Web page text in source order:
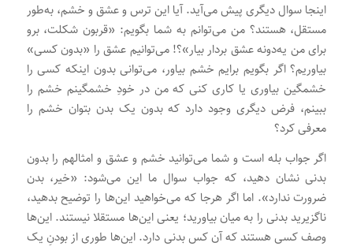
اینجا سوال دیگری پیش می‌آید. آیا این ترس و عشق و خشم، به‌طور
مستقل، هستند؟ من می‌توانم به شما بگویم: «قربون شکلت، برو
برای من یه‌دونه عشق بردار بیار»؟! می‌توانیم عشق را «بدون کسی»
بیاوریم؟ اگر بگویم برایم خشم بیاور، می‌توانی بدون اینکه کسی را
خشمگین بیاوری یا کاری کنی که من در خودِ خشمگینم خشم را
ببینم، فرض دیگری وجود دارد که بدون یک بدن بتوان خشم را
معرفی کرد؟
اگر جواب بله است و شما می‌توانید خشم و عشق و امثالهم را بدون
بدنی نشان دهید، که جواب سوال ما این می‌شود: «خیر، بدن
ضرورت ندارد». اما اگر هرجا که ‌می‌خواهید این‌ها را توضیح بدهید،
ناگزیرید بدنی را به میان بیاورید؛ یعنی این‌ها مستقلا نیستند. این‌ها
وصف کسی هستند که آن کس بدنی دارد. این‌ها طوری از بودنِ یک